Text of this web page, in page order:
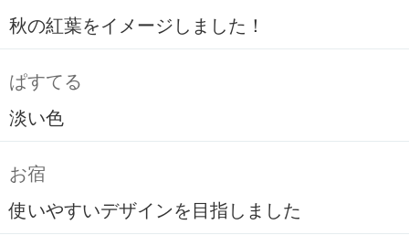
秋の紅葉をイメージしました！
ぱすてる
淡い色
お宿
使いやすいデザインを目指しました